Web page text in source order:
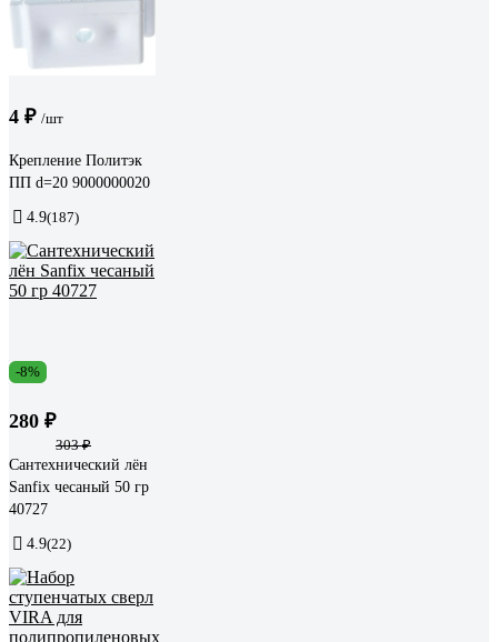
4 ₽ /шт
Крепление Политэк
ПП d=20 9000000020
4.9(187)
-8%
280 ₽
303 ₽
Сантехнический лён
Sanfix чесаный 50 гр
40727
4.9(22)